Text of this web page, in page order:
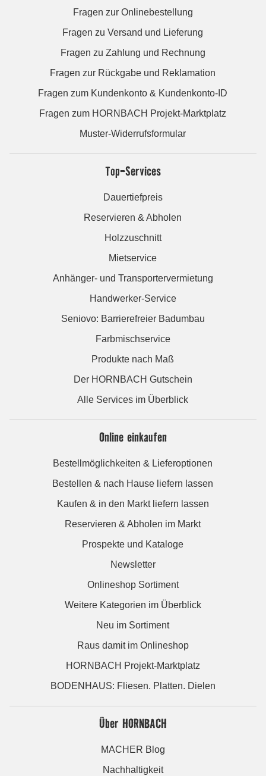
Fragen zur Onlinebestellung
Fragen zu Versand und Lieferung
Fragen zu Zahlung und Rechnung
Fragen zur Rückgabe und Reklamation
Fragen zum Kundenkonto & Kundenkonto-ID
Fragen zum HORNBACH Projekt-Marktplatz
Muster-Widerrufsformular
Top-Services
Dauertiefpreis
Reservieren & Abholen
Holzzuschnitt
Mietservice
Anhänger- und Transportervermietung
Handwerker-Service
Seniovo: Barrierefreier Badumbau
Farbmischservice
Produkte nach Maß
Der HORNBACH Gutschein
Alle Services im Überblick
Online einkaufen
Bestellmöglichkeiten & Lieferoptionen
Bestellen & nach Hause liefern lassen
Kaufen & in den Markt liefern lassen
Reservieren & Abholen im Markt
Prospekte und Kataloge
Newsletter
Onlineshop Sortiment
Weitere Kategorien im Überblick
Neu im Sortiment
Raus damit im Onlineshop
HORNBACH Projekt-Marktplatz
BODENHAUS: Fliesen. Platten. Dielen
Über HORNBACH
MACHER Blog
Nachhaltigkeit